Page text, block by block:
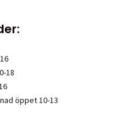
18
öppet 10-13